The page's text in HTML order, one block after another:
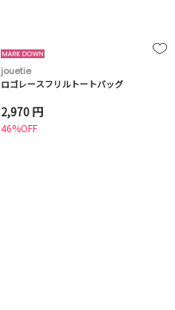
jouetie
ロゴレースフリルトートバッグ
2,970 円
46%OFF